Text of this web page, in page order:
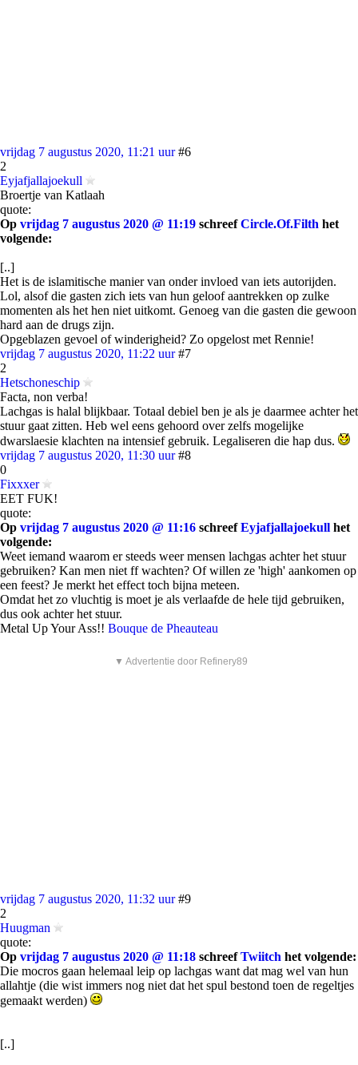
vrijdag 7 augustus 2020, 11:21 uur #6
2
Eyjafjallajoekull
Broertje van Katlaah
quote:
Op vrijdag 7 augustus 2020 @ 11:19 schreefCircle.Of.Filth het
volgende:
[..]
Het is de islamitische manier van onder invloed van iets autorijden.
Lol, alsof die gasten zich iets van hun geloof aantrekken op zulke
momenten als het hen niet uitkomt. Genoeg van die gasten die gewoon
hard aan de drugs zijn.
Opgeblazen gevoel of winderigheid? Zo opgelost met Rennie!
vrijdag 7 augustus 2020, 11:22 uur #7
2
Hetschoneschip
Facta, non verba!
Lachgas is halal blijkbaar. Totaal debiel ben je als je daarmee achter het
stuur gaat zitten. Heb wel eens gehoord over zelfs mogelijke
dwarslaesie klachten na intensief gebruik. Legaliseren die hap dus.
vrijdag 7 augustus 2020, 11:30 uur #8
0
Fixxxer
EET FUK!
quote:
Op vrijdag 7 augustus 2020 @ 11:16 schreefEyjafjallajoekull het
volgende:
Weet iemand waarom er steeds weer mensen lachgas achter het stuur
gebruiken? Kan men niet ff wachten? Of willen ze 'high' aankomen op
een feest? Je merkt het effect toch bijna meteen.
Omdat het zo vluchtig is moet je als verlaafde de hele tijd gebruiken,
dus ook achter het stuur.
Metal Up Your Ass!! Bouque de Pheauteau
▼ Advertentie door Refinery89
vrijdag 7 augustus 2020, 11:32 uur #9
2
Huugman
quote:
Op vrijdag 7 augustus 2020 @ 11:18 schreefTwiitch het volgende:
Die mocros gaan helemaal leip op lachgas want dat mag wel van hun
allahtje (die wist immers nog niet dat het spul bestond toen de regeltjes
gemaakt werden)
[..]